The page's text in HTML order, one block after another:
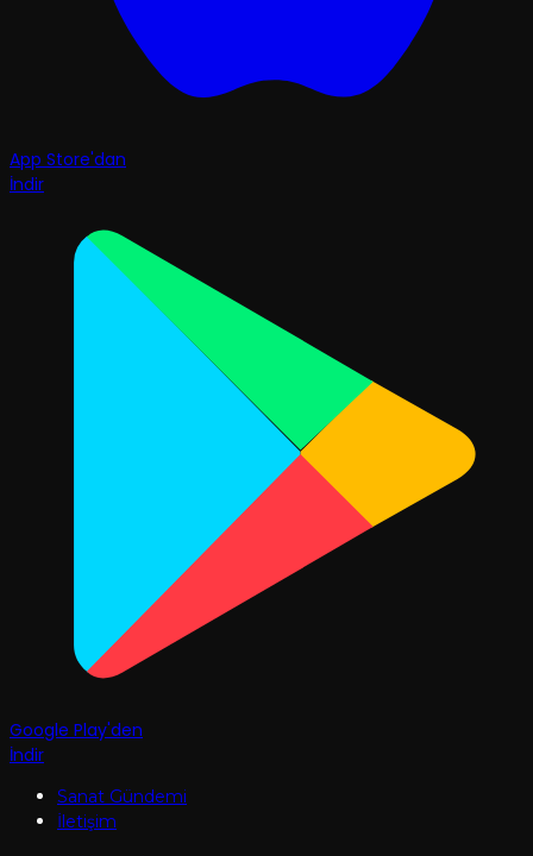
App Store'dan
İndir
Google Play'den
İndir
Sanat Gündemi
İletişim